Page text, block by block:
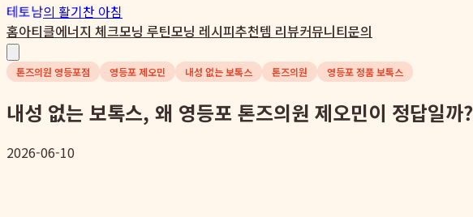
테토남의 활기찬 아침
홈아티클에너지 체크모닝 루틴모닝 레시피추천템 리뷰커뮤니티문의
톤즈의원 영등포점 영등포 제오민 내성 없는 보톡스 톤즈의원 영등포 정품 보톡스
내성 없는 보톡스, 왜 영등포 톤즈의원 제오민이 정답일까?
2026-06-10